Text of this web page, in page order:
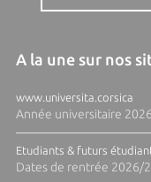
A la une sur nos
www.universita.corsica
Année universitaire
Etudiants & futurs
Dates de rentrée 2026/